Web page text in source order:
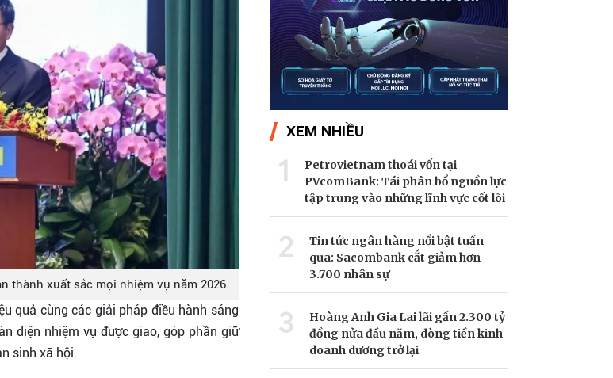
thành xuất sắc mọi nhiệm vụ năm 2026.
quả cùng các giải pháp điều hành sáng
diện nhiệm vụ được giao, góp phần giữ
sinh xã hội.
XEM NHIỀU
1
Petrovietnam thoái vốn tại
PVcomBank: Tái phân bổ nguồn lực
tập trung vào những lĩnh vực cốt lõi
2
Tin tức ngân hàng nổi bật tuần
qua: Sacombank cắt giảm hơn
3.700 nhân sự
3
Hoàng Anh Gia Lai lãi gần 2.300 tỷ
đồng nửa đầu năm, dòng tiền kinh
doanh dương trở lại